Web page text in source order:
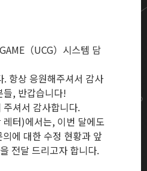
（UCG）시스템 담
. 항상 응원해주셔서 감사
들, 반갑습니다!
셔서 감사합니다.
터)에서는, 이번 달에도
에 대한 수정 현황과 앞
전달 드리고자 합니다.